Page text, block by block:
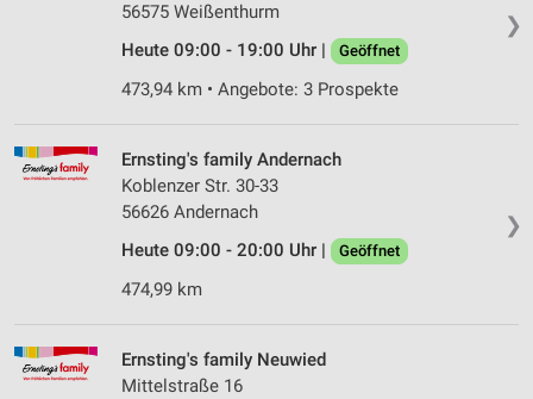
❯
56575 Weißenthurm
Heute 09:00 - 19:00 Uhr |
Geöffnet
473,94 km • Angebote: 3 Prospekte
❯
Ernsting's family Andernach
Koblenzer Str. 30-33
56626 Andernach
Heute 09:00 - 20:00 Uhr |
Geöffnet
474,99 km
Ernsting's family Neuwied
Mittelstraße 16